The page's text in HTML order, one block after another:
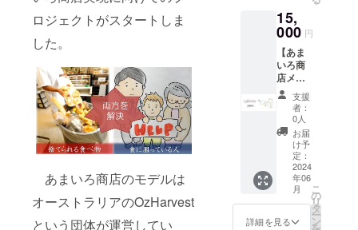
ロジェクトがスタートしま
した。
あまいろ商店のモデルは
オーストラリアのOzHarvest
という団体が運営してい
書、あ
まいろ
ゴ入り
玉ねぎ
染めエ
コバッ
（36cm
×36cm
お送り
いたし
ます。
活動報
告書
は、店
舗の様
子やこ
れまで
活動の
様子の
写真、
支援金
の使い
道など
のコン
テンツ
15,
000 円
【あま
いろ商
店メン
バーが
デザイ
ン！ハ
ンカチ
＆アソ
ビLAB
さんと
コラ
ボ！普
段使い
できる
支援
者：
0人
お届
け予
定：
2024
年06
月
詳細を見る
こ
の
リ
タ
ー
ン